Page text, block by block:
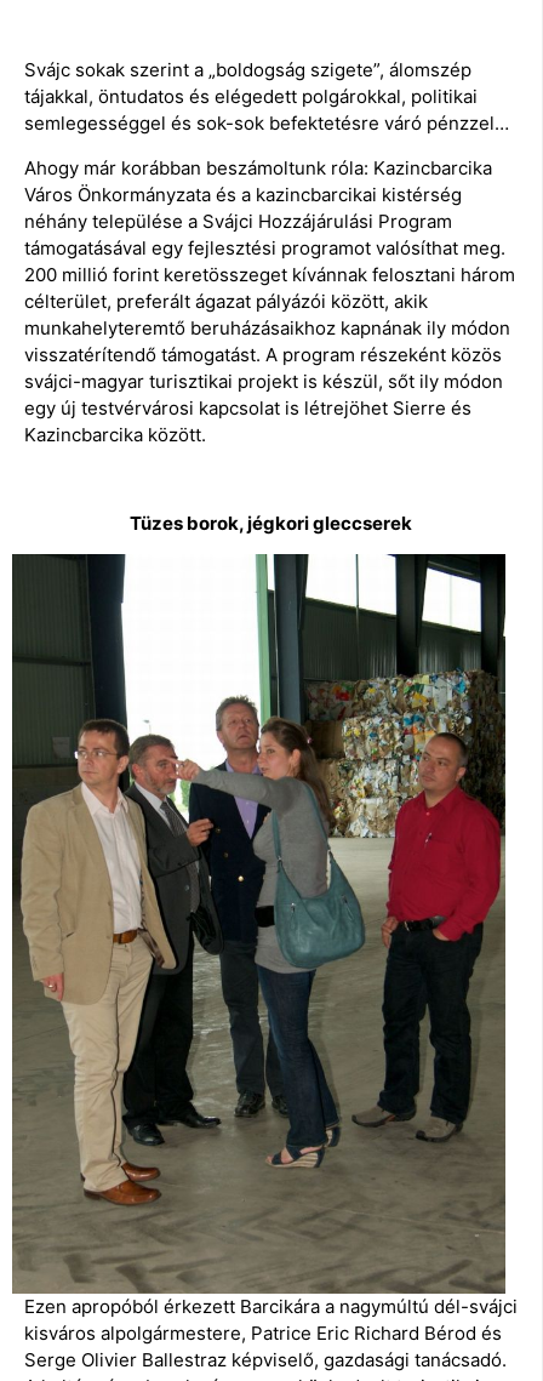
Svájc sokak szerint a „boldogság szigete”, álomszép
tájakkal, öntudatos és elégedett polgárokkal, politikai
semlegességgel és sok-sok befektetésre váró pénzzel…
Ahogy már korábban beszámoltunk róla: Kazincbarcika
Város Önkormányzata és a kazincbarcikai kistérség
néhány települése a Svájci Hozzájárulási Program
támogatásával egy fejlesztési programot valósíthat meg.
200 millió forint keretösszeget kívánnak felosztani három
célterület, preferált ágazat pályázói között, akik
munkahelyteremtő beruházásaikhoz kapnának ily módon
visszatérítendő támogatást. A program részeként közös
svájci-magyar turisztikai projekt is készül, sőt ily módon
egy új testvérvárosi kapcsolat is létrejöhet Sierre és
Kazincbarcika között.
Tüzes borok, jégkori gleccserek
Ezen apropóból érkezett Barcikára a nagymúltú dél-svájci
kisváros alpolgármestere, Patrice Eric Richard Bérod és
Serge Olivier Ballestraz képviselő, gazdasági tanácsadó.